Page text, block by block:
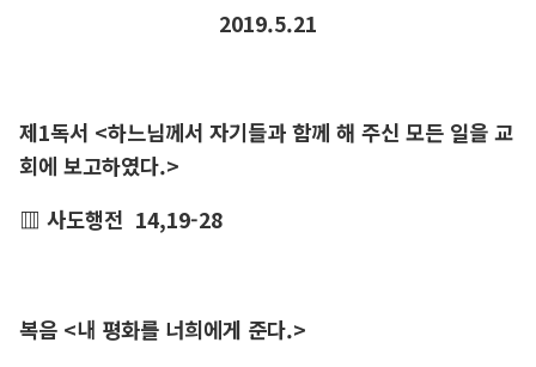
2019.5.21
제1독서 <하느님께서 자기들과 함께 해 주신 모든 일을 교
회에 보고하였다.>
▥ 사도행전 14,19-28
복음 <내 평화를 너희에게 준다.>